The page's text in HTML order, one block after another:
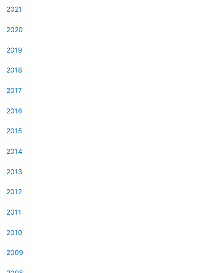
2021
2020
2019
2018
2017
2016
2015
2014
2013
2012
2011
2010
2009